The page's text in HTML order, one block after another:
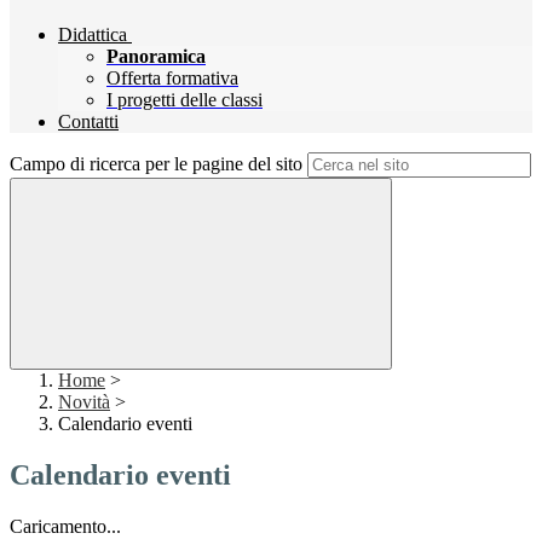
Didattica
Panoramica
Offerta formativa
I progetti delle classi
Contatti
Campo di ricerca per le pagine del sito
Home >
Novità >
Calendario eventi
Calendario eventi
Caricamento...